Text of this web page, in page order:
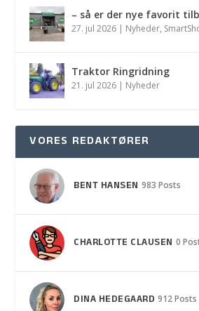
– så er der nye favorit
27. jul 2026 | Nyheder,
Traktor Ringridning
21. jul 2026 | Nyheder
VORES REDAKTØRER
BENT HANSEN 983 Posts
CHARLOTTE CLAUSEN 0
DINA HEDEGAARD 912 Posts